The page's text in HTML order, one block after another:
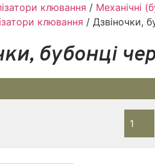
клювання / Механічні
клювання / Дзвіночки,
бубонці